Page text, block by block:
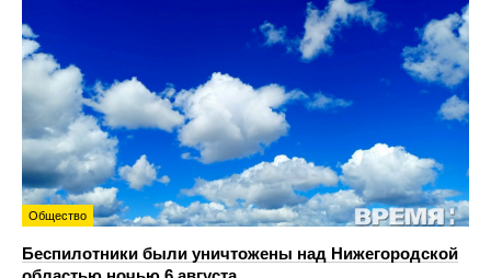
Общество
Беспилотники были уничтожены над Нижегородской